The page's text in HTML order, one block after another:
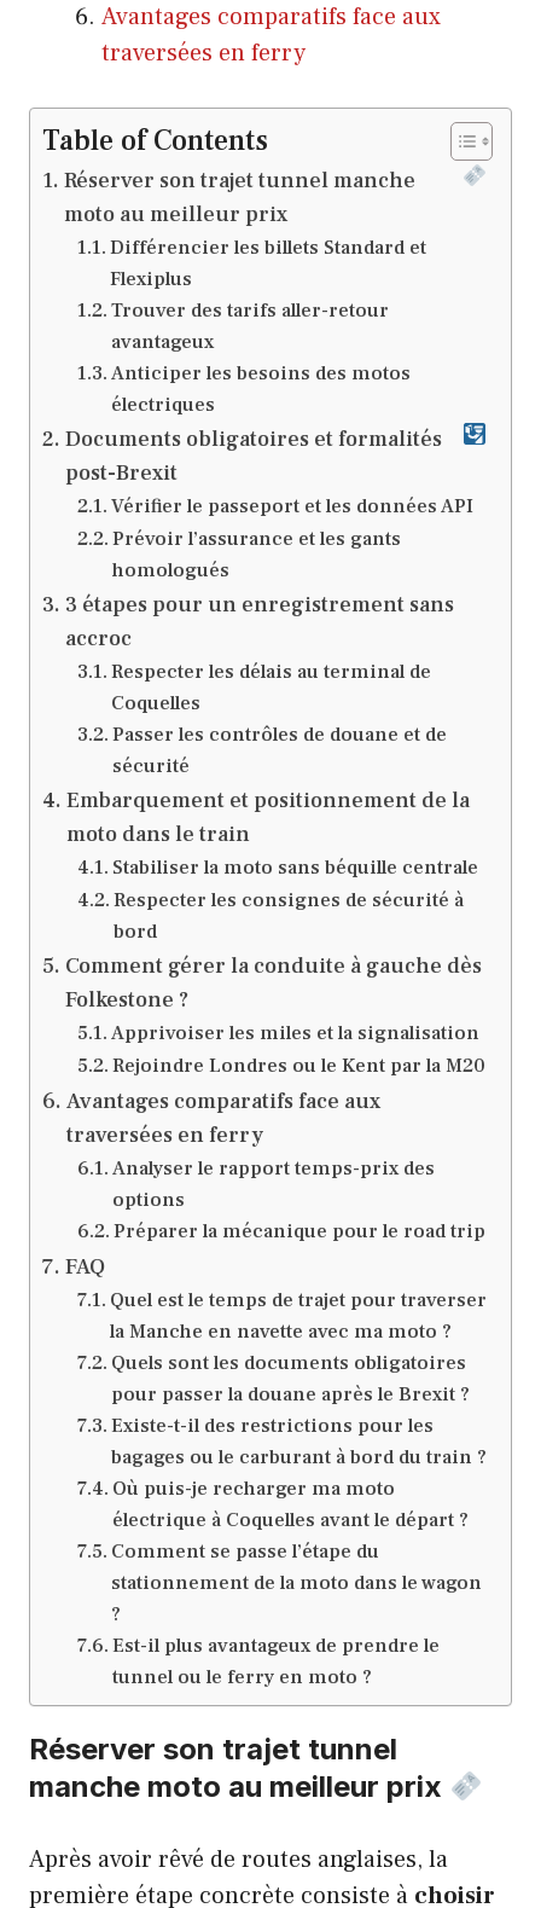
Avantages comparatifs face aux
traversées en ferry
Table of Contents
Réserver son trajet tunnel manche
moto au meilleur prix
Différencier les billets Standard et
Flexiplus
Trouver des tarifs aller-retour
avantageux
Anticiper les besoins des motos
électriques
Documents obligatoires et formalités
post-Brexit
Vérifier le passeport et les données API
Prévoir l’assurance et les gants
homologués
3 étapes pour un enregistrement sans
accroc
Respecter les délais au terminal de
Coquelles
Passer les contrôles de douane et de
sécurité
Embarquement et positionnement de la
moto dans le train
Stabiliser la moto sans béquille centrale
Respecter les consignes de sécurité à
bord
Comment gérer la conduite à gauche dès
Folkestone ?
Apprivoiser les miles et la signalisation
Rejoindre Londres ou le Kent par la M20
Avantages comparatifs face aux
traversées en ferry
Analyser le rapport temps-prix des
options
Préparer la mécanique pour le road trip
FAQ
Quel est le temps de trajet pour traverser
la Manche en navette avec ma moto ?
Quels sont les documents obligatoires
pour passer la douane après le Brexit ?
Existe-t-il des restrictions pour les
bagages ou le carburant à bord du train ?
Où puis-je recharger ma moto
électrique à Coquelles avant le départ ?
Comment se passe l’étape du
stationnement de la moto dans le wagon
?
Est-il plus avantageux de prendre le
tunnel ou le ferry en moto ?
Réserver son trajet tunnel
manche moto au meilleur prix
Après avoir rêvé de routes anglaises, la
première étape concrète consiste à choisir